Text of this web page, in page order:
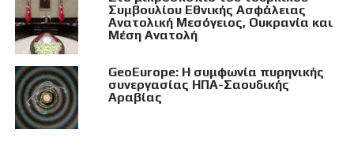
Συμβουλίου Εθνικής Ασφάλειας
Ανατολική Μεσόγειος, Ουκρανία και
Μέση Ανατολή
GeoEurope: Η συμφωνία πυρηνικής
συνεργασίας ΗΠΑ-Σαουδικής
Αραβίας